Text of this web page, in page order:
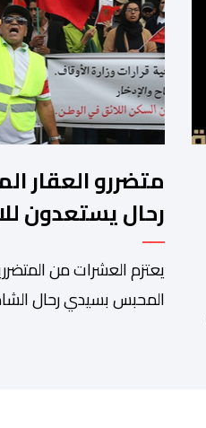
متضررو العقار
رحال يستعدون
وزارة الأوقاف
يعتزم العشرات من
المحبس بسيدي رحال